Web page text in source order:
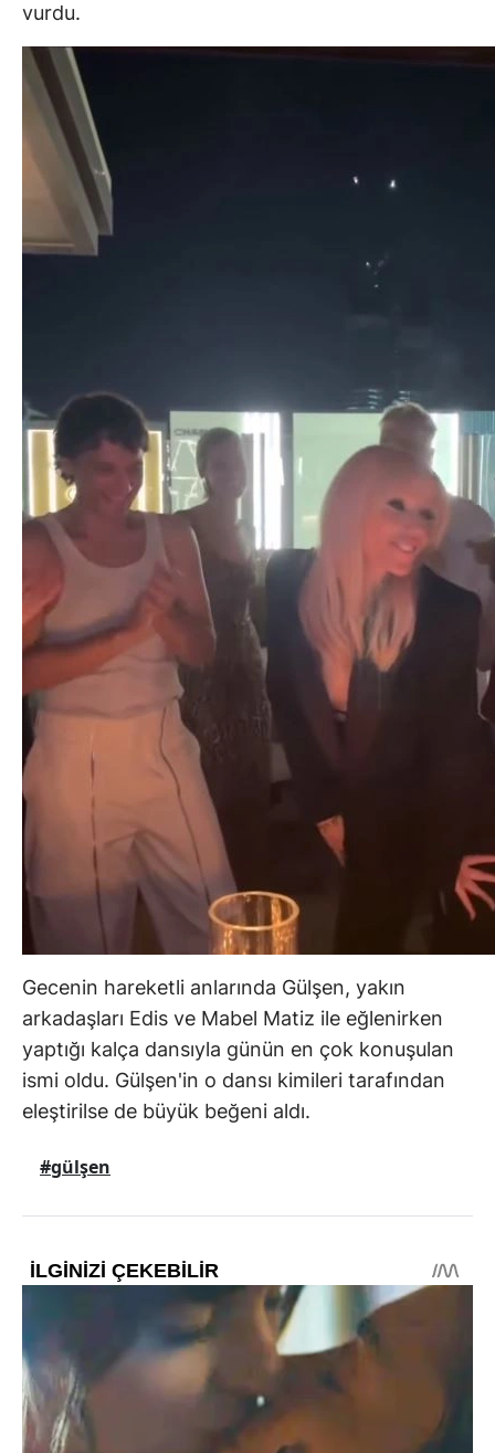
vurdu.
Gecenin hareketli anlarında Gülşen, yakın
arkadaşları Edis ve Mabel Matiz ile eğlenirken
yaptığı kalça dansıyla günün en çok konuşulan
ismi oldu. Gülşen'in o dansı kimileri tarafından
eleştirilse de büyük beğeni aldı.
#gülşen